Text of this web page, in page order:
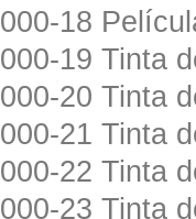
000-18
000-19 Tinta
000-20 Tinta
000-21 Tinta
000-22 Tinta
000-23 Tinta